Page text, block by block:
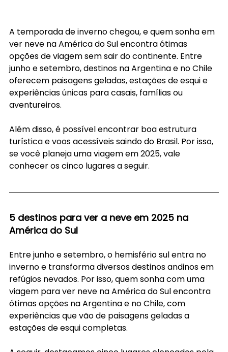
A temporada de inverno chegou, e quem sonha em
ver neve na América do Sul encontra ótimas
opções de viagem sem sair do continente. Entre
junho e setembro, destinos na Argentina e no Chile
oferecem paisagens geladas, estações de esqui e
experiências únicas para casais, famílias ou
aventureiros.
Além disso, é possível encontrar boa estrutura
turística e voos acessíveis saindo do Brasil. Por isso,
se você planeja uma viagem em 2025, vale
conhecer os cinco lugares a seguir.
5 destinos para ver a neve em 2025 na
América do Sul
Entre junho e setembro, o hemisfério sul entra no
inverno e transforma diversos destinos andinos em
refúgios nevados. Por isso, quem sonha com uma
viagem para ver neve na América do Sul encontra
ótimas opções na Argentina e no Chile, com
experiências que vão de paisagens geladas a
estações de esqui completas.